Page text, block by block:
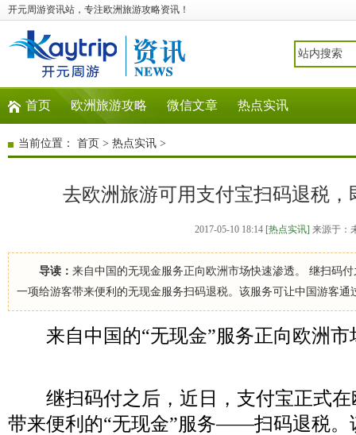
开元周游资讯站，专注欧洲旅游攻略资讯！
首页 欧洲旅游攻略 微信文章 热点实讯
当前位置： 首页 > 热点实讯 >
去欧洲旅游可用支付宝扫码退税，
2017-05-10 18:14 [热点实讯] 来源于：
导读： 来自中国的无现金服务正向欧洲市场快速渗透。 继扫码
一项给游客带来便利的无现金服务扫码退税。该服务可让中国游客通
来自中国的“无现金”服务正向欧洲市
继扫码付之后，近日，支付宝正式在
带来便利的“无现金”服务——扫码退税。